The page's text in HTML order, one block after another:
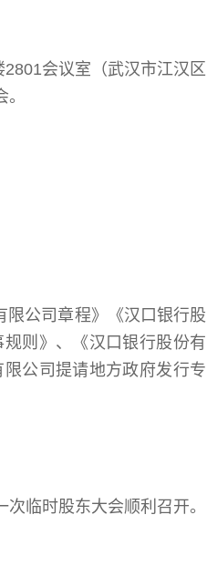
会议室（武汉市江汉区
限公司章程》《汉口银行股
则》、《汉口银行股份有
公司提请地方政府发行专
临时股东大会顺利召开。